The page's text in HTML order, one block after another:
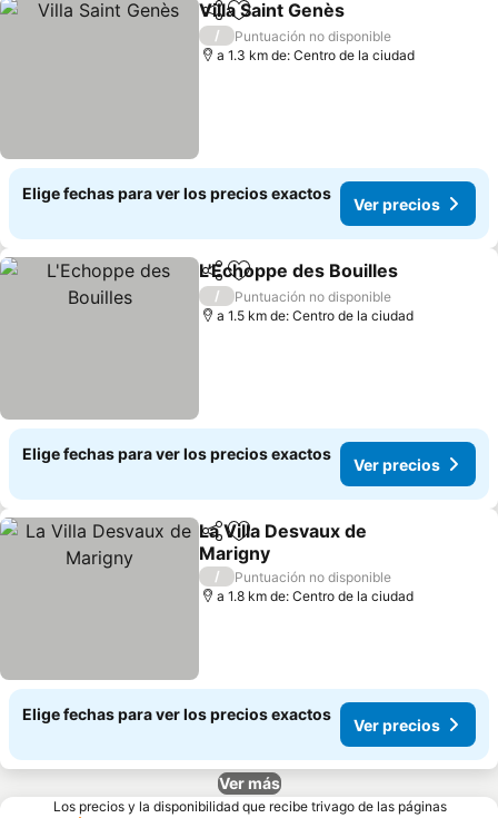
CompartirAgregar a favoritos
Villa Saint Genès
/
Puntuación no disponible
a 1.3 km de: Centro de la ciudad
Elige fechas para ver los precios exactos
Ver precios
CompartirAgregar a favoritos
L'Echoppe des Bouilles
/
Puntuación no disponible
a 1.5 km de: Centro de la ciudad
Elige fechas para ver los precios exactos
Ver precios
CompartirAgregar a favoritos
La Villa Desvaux de
Marigny
/
Puntuación no disponible
a 1.8 km de: Centro de la ciudad
Elige fechas para ver los precios exactos
Ver precios
Ver más
Los precios y la disponibilidad que recibe trivago de las páginas